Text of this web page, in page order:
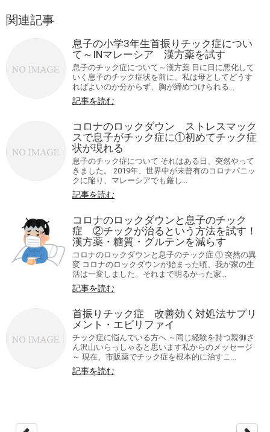
関連記事
息子の小学3年生首振りチック症につい
て～INマレーシア 漢方薬を試す
息子のチック症について～漢方薬 日に日に悪化して
いく息子のチック症状を前に、私は母としてどうす
ればよいのか分からず、胸が締めつけられる...
記事を読む
コロナのロックダウン ストレスマック
スで息子がチック症に①初めてチック症
状が現れる
息子のチック症について それはある日、突然やって
きました。 2019年、世界中が未曾有のコロナパニッ
クに陥り、マレーシアでも厳し...
記事を読む
コロナのロックダウンと息子のチック
症 ②チックが治るという方法を試す！
漢方薬・糖質・グルテンを減らす
コロナのロックダウンと息子のチック症 ① 突然の異
変 コロナのロックダウンが始まった頃、我が家の生
活は一変しました。それまで明るかった家...
記事を読む
首振りチック症 改善効く対処法サプリ
メント・エビリファイ
チック症に悩んでいる方へ ～同じ経験を持つ親御さ
ん沢山いらっしゃると思います私からのメッセージ
～ 現在、市販薬でチック症を根本的に治すこ...
記事を読む